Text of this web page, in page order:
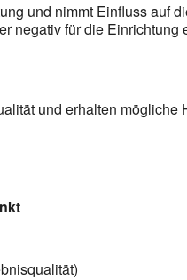
und nimmt Einfluss auf
negativ für die Einrichtung
und erhalten